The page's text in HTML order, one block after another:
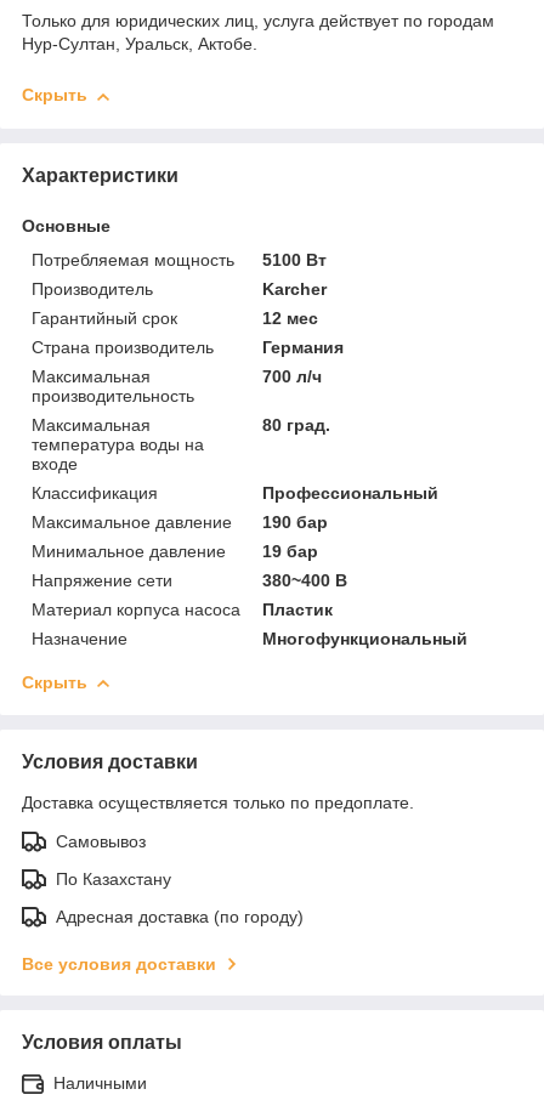
Только для юридических лиц, услуга действует по городам
Нур-Султан, Уральск, Актобе.
Скрыть
Характеристики
Основные
Потребляемая мощность
5100 Вт
Производитель
Karcher
Гарантийный срок
12 мес
Страна производитель
Германия
Максимальная
производительность
700 л/ч
Максимальная
температура воды на
входе
80 град.
Классификация
Профессиональный
Максимальное давление
190 бар
Минимальное давление
19 бар
Напряжение сети
380~400 В
Материал корпуса насоса
Пластик
Назначение
Многофункциональный
Скрыть
Условия доставки
Доставка осуществляется только по предоплате.
Самовывоз
По Казахстану
Адресная доставка (по городу)
Все условия доставки
Условия оплаты
Наличными